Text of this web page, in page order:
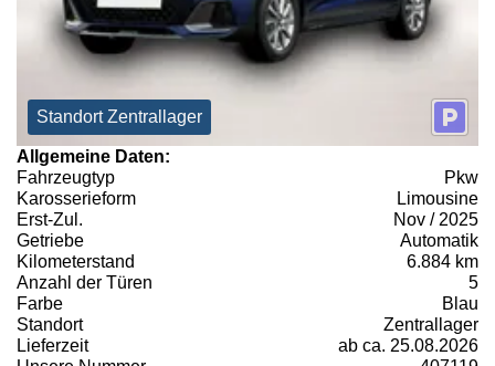
Standort Zentrallager
Allgemeine Daten:
Fahrzeugtyp
Pkw
Karosserieform
Limousine
Erst-Zul.
Nov / 2025
Getriebe
Automatik
Kilometerstand
6.884 km
Anzahl der Türen
5
Farbe
Blau
Standort
Zentrallager
Lieferzeit
ab ca. 25.08.2026